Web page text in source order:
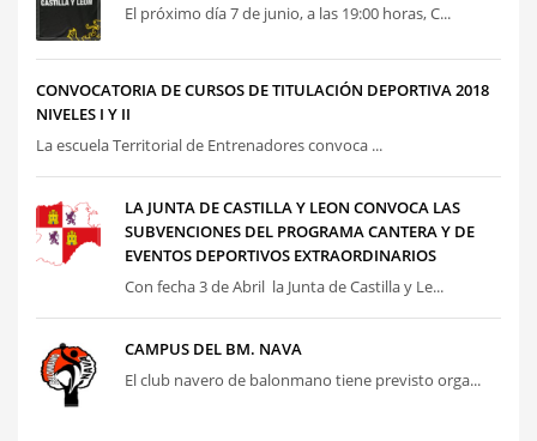
El próximo día 7 de junio, a las 19:00 horas, C...
CONVOCATORIA DE CURSOS DE TITULACIÓN DEPORTIVA 2018
NIVELES I Y II
La escuela Territorial de Entrenadores convoca ...
LA JUNTA DE CASTILLA Y LEON CONVOCA LAS
SUBVENCIONES DEL PROGRAMA CANTERA Y DE
EVENTOS DEPORTIVOS EXTRAORDINARIOS
Con fecha 3 de Abril la Junta de Castilla y Le...
CAMPUS DEL BM. NAVA
El club navero de balonmano tiene previsto orga...